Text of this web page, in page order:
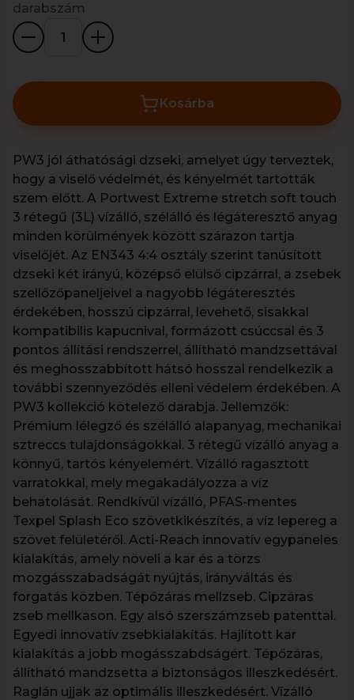
darabszám
Kosárba
PW3 jól áthatósági dzseki, amelyet úgy terveztek,
hogy a viselő védelmét, és kényelmét tartották
szem előtt. A Portwest Extreme stretch soft touch
3 rétegű (3L) vízálló, szélálló és légáteresztő anyag
minden körülmények között szárazon tartja
viselőjét. Az EN343 4:4 osztály szerint tanúsított
dzseki két irányú, középső elülső cipzárral, a zsebek
szellőzőpaneljeivel a nagyobb légáteresztés
érdekében, hosszú cipzárral, levehető, sisakkal
kompatibilis kapucnival, formázott csúccsal és 3
pontos állítási rendszerrel, állítható mandzsettával
és meghosszabbított hátsó hosszal rendelkezik a
további szennyeződés elleni védelem érdekében. A
PW3 kollekció kötelező darabja. Jellemzők:
Prémium lélegző és szélálló alapanyag, mechanikai
sztreccs tulajdonságokkal. 3 rétegű vízálló anyag a
könnyű, tartós kényelemért. Vízálló ragasztott
varratokkal, mely megakadályozza a víz
behatolását. Rendkívül vízálló, PFAS-mentes
Texpel Splash Eco szövetkikészítés, a víz lepereg a
szövet felületéről. Acti-Reach innovatív egypaneles
kialakítás, amely növeli a kar és a törzs
mozgásszabadságát nyújtás, irányváltás és
forgatás közben. Tépőzáras mellzseb. Cipzáras
zseb mellkason. Egy alsó szerszámzseb patenttal.
Egyedi innovatív zsebkialakítás. Hajlított kar
kialakítás a jobb mogásszabdságért. Tépőzáras,
állítható mandzsetta a biztonságos illeszkedésért.
Raglán ujjak az optimális illeszkedésért. Vízálló